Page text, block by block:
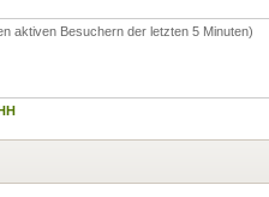
aktiven Besuchern der letzten 5 Minuten)